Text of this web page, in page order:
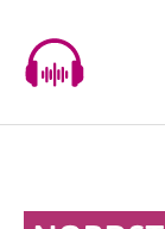
content